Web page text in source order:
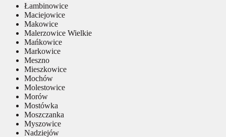
Łambinowice
Maciejowice
Makowice
Malerzowice Wielkie
Mańkowice
Markowice
Meszno
Mieszkowice
Mochów
Molestowice
Morów
Mostówka
Moszczanka
Myszowice
Nadziejów